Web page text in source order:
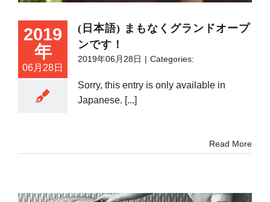
2019
年
06月28日
(日本語) まもなくグランドオープ
ンです！
2019年06月28日 | Categories:
Sorry, this entry is only available in
Japanese. [...]
Read More